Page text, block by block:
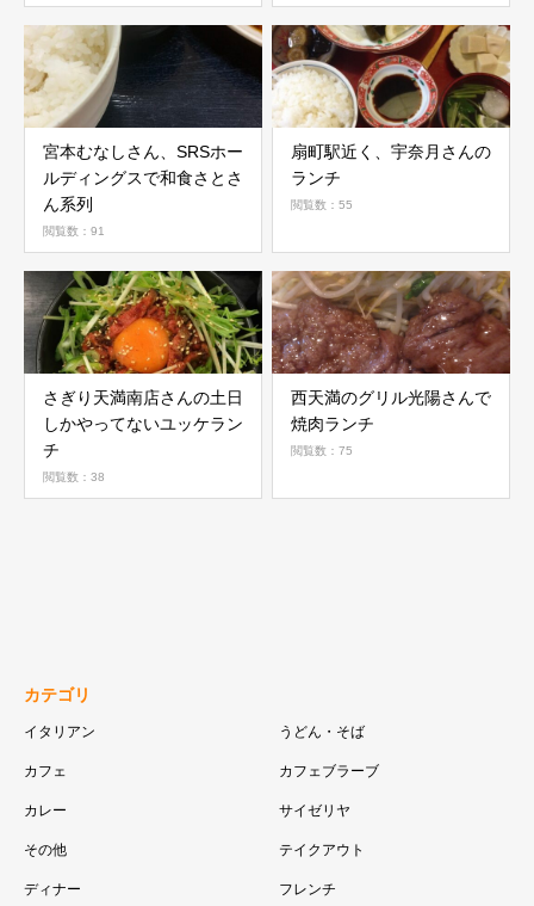
宮本むなしさん、SRSホー
ルディングスで和食さとさ
ん系列
閲覧数：91
扇町駅近く、宇奈月さんの
ランチ
閲覧数：55
さぎり天満南店さんの土日
しかやってないユッケラン
チ
閲覧数：38
西天満のグリル光陽さんで
焼肉ランチ
閲覧数：75
カテゴリ
イタリアン うどん・そば
カフェ カフェブラーブ
カレー サイゼリヤ
その他 テイクアウト
ディナー フレンチ